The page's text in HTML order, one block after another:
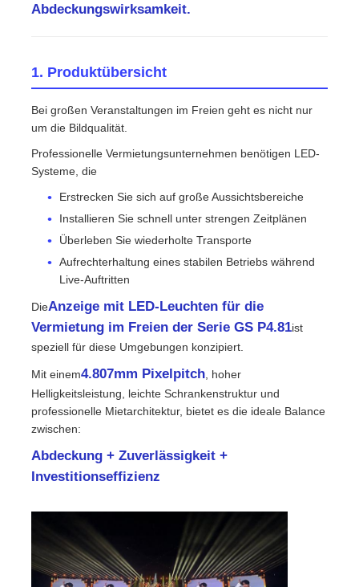
Werksbesichtigung
Qualitätskontrolle
Kontakt
Nachrichten
Fälle
Angebot anfordern
LED-Videowand-Display
LED -Anzeigebildschirm
Schirm des Konzert-LED
Vermietung von LED-Bildschirmen
Transparentes LED -Display
Abdeckungswirksamkeit.
1. Produktübersicht
Bei großen Veranstaltungen im Freien geht es nicht nur
um die Bildqualität.
Professionelle Vermietungsunternehmen benötigen LED-
Systeme, die
Erstrecken Sie sich auf große Aussichtsbereiche
Installieren Sie schnell unter strengen Zeitplänen
Überleben Sie wiederholte Transporte
Aufrechterhaltung eines stabilen Betriebs während
Live-Auftritten
DieAnzeige mit LED-Leuchten für die
Vermietung im Freien der Serie GS P4.81ist
speziell für diese Umgebungen konzipiert.
Mit einem4.807mm Pixelpitch , hoher
Helligkeitsleistung, leichte Schrankenstruktur und
professionelle Mietarchitektur, bietet es die ideale Balance
zwischen:
Abdeckung + Zuverlässigkeit +
Investitionseffizienz